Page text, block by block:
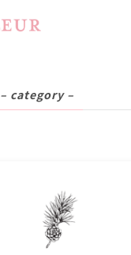
– category –